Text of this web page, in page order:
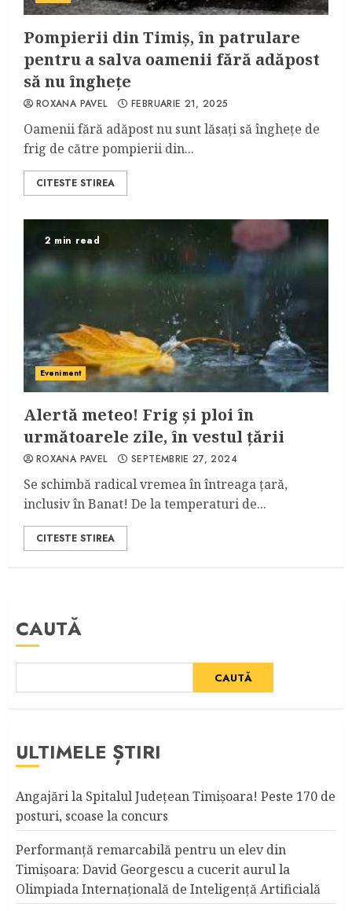
Pompierii din Timiș, în patrulare
pentru a salva oamenii fără adăpost
să nu înghețe
ROXANA PAVEL FEBRUARIE 21, 2025
Oamenii fără adăpost nu sunt lăsați să înghețe de
frig de către pompierii din...
CITESTE STIREA
2 min read
Eveniment
Alertă meteo! Frig și ploi în
următoarele zile, în vestul țării
ROXANA PAVEL SEPTEMBRIE 27, 2024
Se schimbă radical vremea în întreaga țară,
inclusiv în Banat! De la temperaturi de...
CITESTE STIREA
CAUTĂ
CAUTĂ
ULTIMELE ȘTIRI
Angajări la Spitalul Judeţean Timişoara! Peste 170 de
posturi, scoase la concurs
Performanță remarcabilă pentru un elev din
Timișoara: David Georgescu a cucerit aurul la
Olimpiada Internațională de Inteligență Artificială